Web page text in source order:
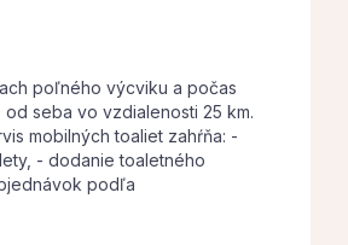
poľného výcviku a počas
seba vo vzdialenosti 25 km.
mobilných toaliet zahŕňa: -
- dodanie toaletného
podľa